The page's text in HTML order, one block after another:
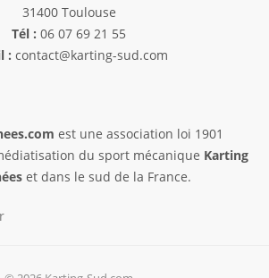
31400 Toulouse
Tél : 06 07 69 21 55
: contact@karting-sud.com
est une association loi 1901
du sport mécanique Karting
et dans le sud de la France.